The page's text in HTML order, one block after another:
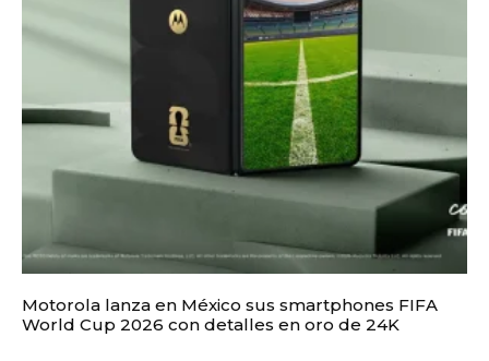
Motorola lanza en México sus smartphones FIFA
World Cup 2026 con detalles en oro de 24K